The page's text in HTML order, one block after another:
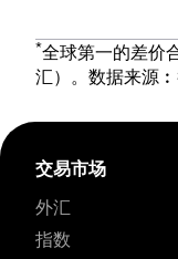
*全球第一的差价
汇）。数据来源
交易市场
外汇
指数